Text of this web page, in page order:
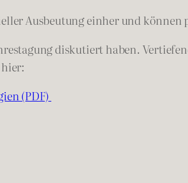
Ausbeutung einher und
diskutiert haben.
(PDF)